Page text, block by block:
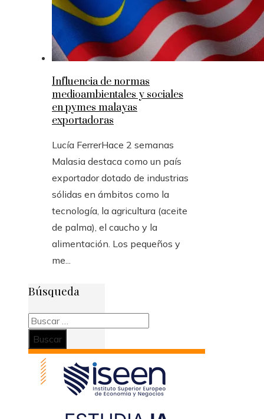
Influencia de normas
medioambientales y sociales
en pymes malayas
exportadoras
Lucía FerrerHace 2 semanas
Malasia destaca como un país
exportador dotado de industrias
sólidas en ámbitos como la
tecnología, la agricultura (aceite
de palma), el caucho y la
alimentación. Los pequeños y
me...
Búsqueda
Buscar: